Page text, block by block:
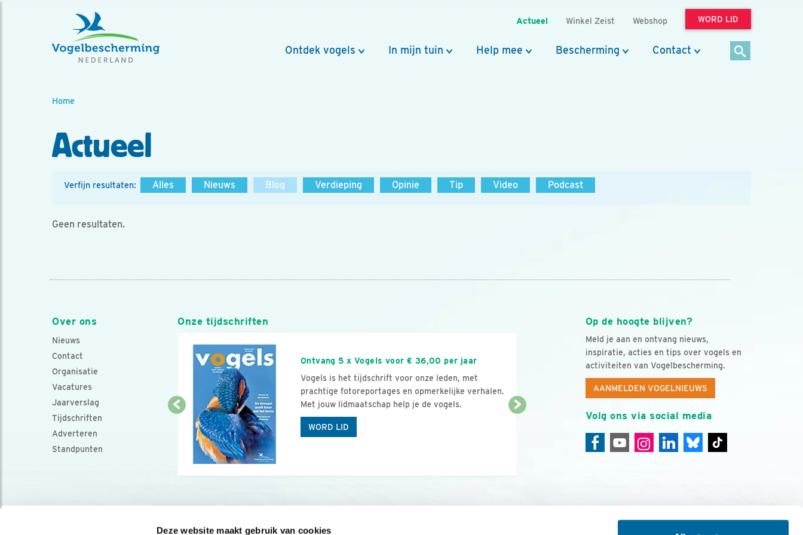
Deze website maakt gebruik van cookies
Actueel Winkel Zeist Webshop WORD LID
Ontdek vogels In mijn tuin Help mee Bescherming Contact
Home
Actueel
Verfijn resultaten: Alles Nieuws Blog Verdieping Opinie Tip Video Podcast
Geen resultaten.
Over ons
Nieuws
Contact
Organisatie
Vacatures
Jaarverslag
Tijdschriften
Adverteren
Standpunten
Op de hoogte blijven?
Meld je aan en ontvang nieuws,
inspiratie, acties en tips over vogels en
activiteiten van Vogelbescherming.
AANMELDEN VOGELNIEUWS
Volg ons via social media
Onze tijdschriften
Ontvang 5 x Vogels voor € 36,00 per jaar
Vogels is het tijdschrift voor onze leden, met
prachtige fotoreportages en opmerkelijke verhalen.
Met jouw lidmaatschap help je de vogels.
WORD LID